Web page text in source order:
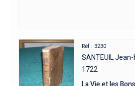
Réf : 3230
SANTEUIL
1722